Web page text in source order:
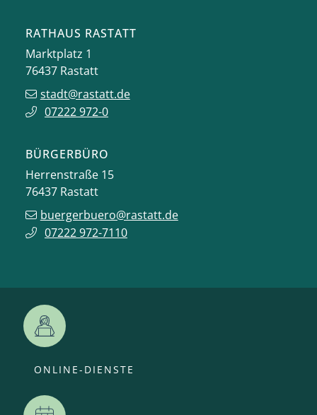
RATHAUS RASTATT
Marktplatz 1
76437 Rastatt
stadt@rastatt.de
07222 972-0
BÜRGERBÜRO
Herrenstraße 15
76437 Rastatt
buergerbuero@rastatt.de
07222 972-7110
ONLINE-DIENSTE